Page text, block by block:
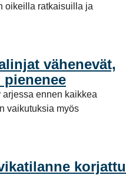
oikeilla ratkaisuilla ja
vähenevät,
ennen kaikkea
vaikutuksia myös
korjattu